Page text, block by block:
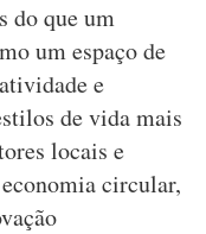
do que um
um espaço de
e
de vida mais
locais e
circular,